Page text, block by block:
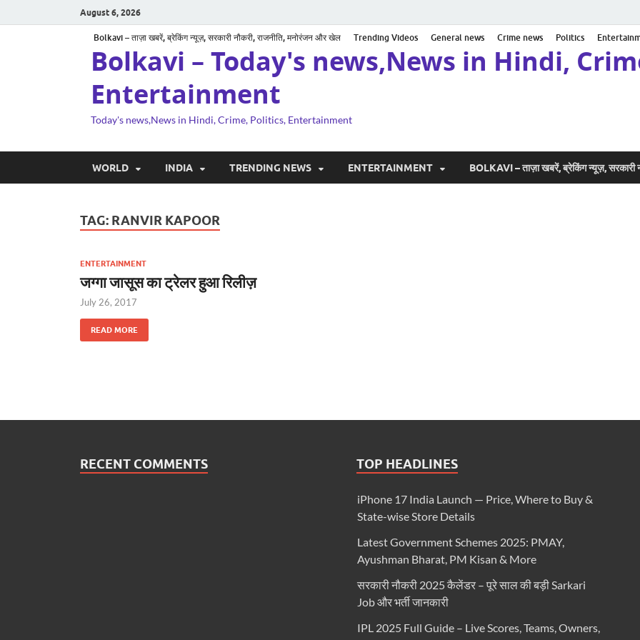
August 6, 2026
Bolkavi – ताज़ा खबरें, ब्रेकिंग न्यूज़, सरकारी नौकरी, राजनीति, मनोरंजन और खेल Trending Videos General news Crime news Politics
Bolkavi – Today's news,News in Hindi,
Entertainment
Today's news,News in Hindi, Crime, Politics, Entertainment
WORLD INDIA TRENDING NEWS ENTERTAINMENT BOLKAVI – ताज़ा खबरें, ब्रेकिंग न्यूज़, सरकारी
TAG: RANVIR KAPOOR
ENTERTAINMENT
जग्गा जासूस का ट्रेलर हुआ रिलीज़
July 26, 2017
READ MORE
RECENT COMMENTS TOP HEADLINES
iPhone 17 India Launch — Price, Where to Buy &
State-wise Store Details
Latest Government Schemes 2025: PMAY,
Ayushman Bharat, PM Kisan & More
सरकारी नौकरी 2025 कैलेंडर – पूरे साल की बड़ी Sarkari
Job और भर्ती जानकारी
IPL 2025 Full Guide – Live Scores, Teams, Owners,